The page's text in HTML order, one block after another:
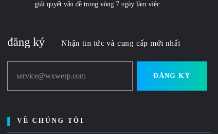
giải quyết vấn đề trong vòng 7 ngày làm việc
đăng ký Nhận tin tức và cung cấp mới nhất
service@wxwerp.com ĐĂNG KÝ
VỀ CHÚNG TÔI